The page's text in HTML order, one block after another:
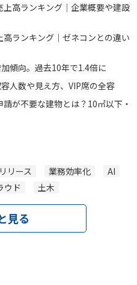
上高ランキング｜企業概要や建設
高ランキング｜ゼネコンとの違い
傾向。過去10年で1.4倍に
人数や見え方、VIP席の全容
請が不要な建物とは？10㎡以下・
リース 業務効率化
AI
ウド 土木
見る